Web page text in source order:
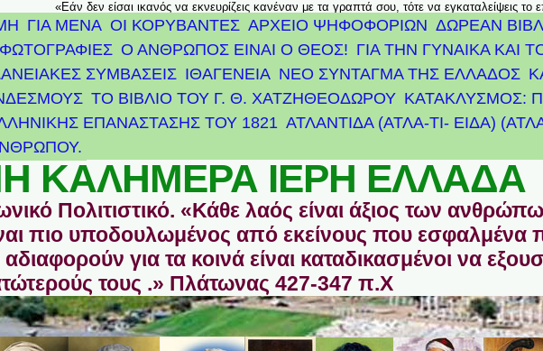
«Εάν δεν είσαι ικανός να εκνευρίζεις κανέναν με τα γραπτά σου, τότε να εγκαταλείψεις το
ΓΙΑ ΜΕΝΑ ΟΙ ΚΟΡΥΒΑΝΤΕΣ ΑΡΧΕΊΟ ΨΗΦΟΦΟΡΙΏΝ ΔΩΡΕΑΝ
ΦΩΤΟΓΡΑΦΙΕΣ Ο ΑΝΘΡΩΠΟΣ ΕΙΝΑΙ Ο ΘΕΟΣ! ΓΙΑ ΤΗΝ ΓΥΝΑΙΚΑ ΚΑΙ
ΣΥΜΒΑΣΕΙΣ ΙΘΑΓΕΝΕΙΑ ΝΕΟ ΣΥΝΤΑΓΜΑ ΤΗΣ ΕΛΛΑΔΟΣ
ΤΟ ΒΙΒΛΙΟ ΤΟΥ Γ. Θ. ΧΑΤΖΗΘΕΟΔΩΡΟΥ ΚΑΤΑΚΛΥΣΜΟΣ:
ΕΠΑΝΆΣΤΑΣΗΣ ΤΟΥ 1821 ΑΤΛΑΝΤΊΔΑ (ΑΤΛΑ-ΤΙ- ΕΙΔΑ)
ΚΑΛΗΜΕΡΑ ΙΕΡΗ ΕΛΛΑΔΑ
Πολιτιστικό. «Κάθε λαός είναι άξιος των
πιο υποδουλωμένος από εκείνους που εσφαλμένα
για τα κοινά είναι καταδικασμένοι να
τους .» Πλάτωνας 427-347 π.Χ